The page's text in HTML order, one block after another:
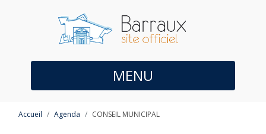
MENU
Accueil Agenda CONSEIL MUNICIPAL